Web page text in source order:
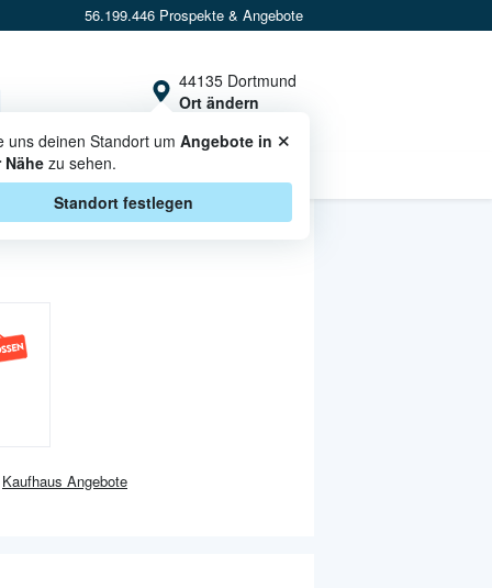
56.199.446 Prospekte & Angebote
44135 Dortmund
Ort ändern
uns deinen Standort umAngebote in
Nähe zu sehen.
Standort festlegen
×
CASHBACK
Kaufhaus Angebote